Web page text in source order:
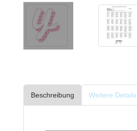
Beschreibung Weitere Details